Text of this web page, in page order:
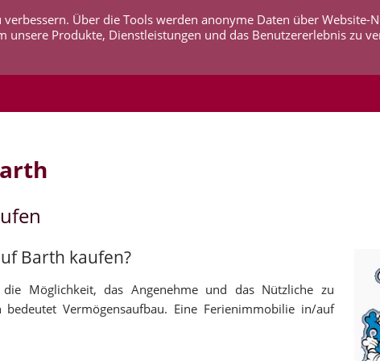
Über die Tools werden anonyme Daten über Website-
Produkte, Dienstleistungen und das Benutzererlebnis zu
AKTUELLES UNTERNEHMEN SERVICE
Barth kaufen?
Möglichkeit, das Angenehme und das Nützliche zu
Vermögensaufbau. Eine Ferienimmobilie in/auf